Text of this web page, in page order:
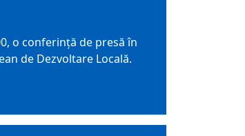
o conferință de presă în
de Dezvoltare Locală.